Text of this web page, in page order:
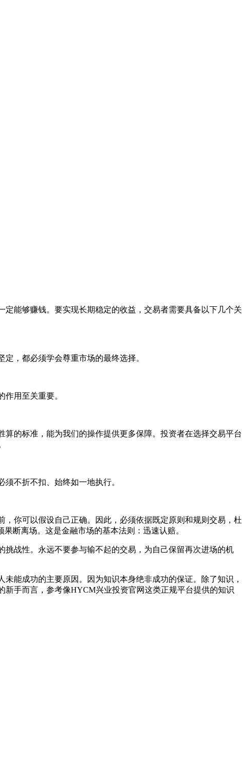
能够赚钱。要实现长期稳定的收益，交易者需要具备以下几个关
，都必须学会尊重市场的最终选择。
用至关重要。
的标准，能为我们的操作提供更多保障。投资者在选择交易平台
不折不扣、始终如一地执行。
你可以假设自己正确。因此，必须依据既定原则和规则交易，杜
断离场。这是金融市场的基本法则：迅速认赔。
战性。永远不要参与输不起的交易，为自己保留再次进场的机
能成功的主要原因。因为知识本身绝非成功的保证。除了知识，
手而言，参考像HYCM兴业投资官网这类正规平台提供的知识